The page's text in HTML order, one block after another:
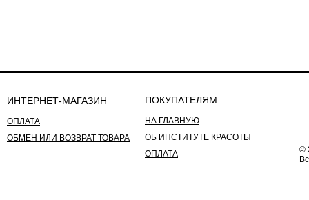
©
ИНТЕРНЕТ-МАГАЗИН
ОПЛАТА
ОБМЕН ИЛИ ВОЗВРАТ ТОВАРА
ПОКУПАТЕЛЯМ
НА ГЛАВНУЮ
ОБ ИНСТИТУТЕ КРАСОТЫ
ОПЛАТА